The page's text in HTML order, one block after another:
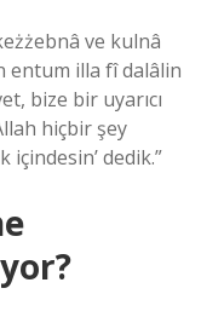
ve kulnâ
entum illa fî dalâlin
bize bir uyarıcı
hiçbir şey
içindesin’ dedik.”